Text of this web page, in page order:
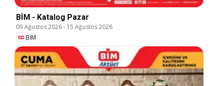
BİM - Katalog Pazar
09 Ağustos 2026- 15 Ağustos 2026
BİM